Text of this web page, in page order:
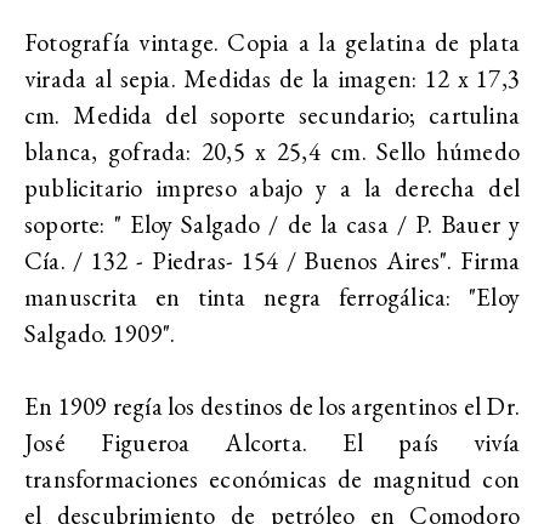
Fotografía vintage. Copia a la gelatina de plata
virada al sepia. Medidas de la imagen: 12 x 17,3
cm. Medida del soporte secundario; cartulina
blanca, gofrada: 20,5 x 25,4 cm. Sello húmedo
publicitario impreso abajo y a la derecha del
soporte: " Eloy Salgado / de la casa / P. Bauer y
Cía. / 132 - Piedras- 154 / Buenos Aires". Firma
manuscrita en tinta negra ferrogálica: "Eloy
Salgado. 1909".
En 1909 regía los destinos de los argentinos el Dr.
José Figueroa Alcorta. El país vivía
transformaciones económicas de magnitud con
el descubrimiento de petróleo en Comodoro